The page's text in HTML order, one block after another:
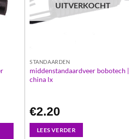
UITVERKOCHT
STANDAARDEN
middenstandaardveer bobotech |
china lx
€2.20
LEES VERDER